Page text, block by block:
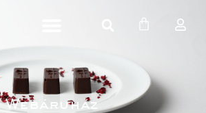
Webáruház